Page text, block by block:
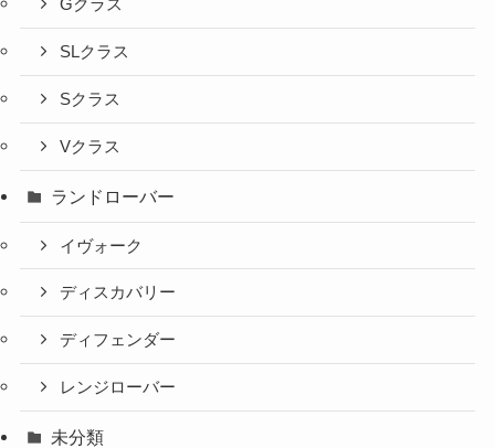
Gクラス
SLクラス
Sクラス
Vクラス
ランドローバー
イヴォーク
ディスカバリー
ディフェンダー
レンジローバー
未分類